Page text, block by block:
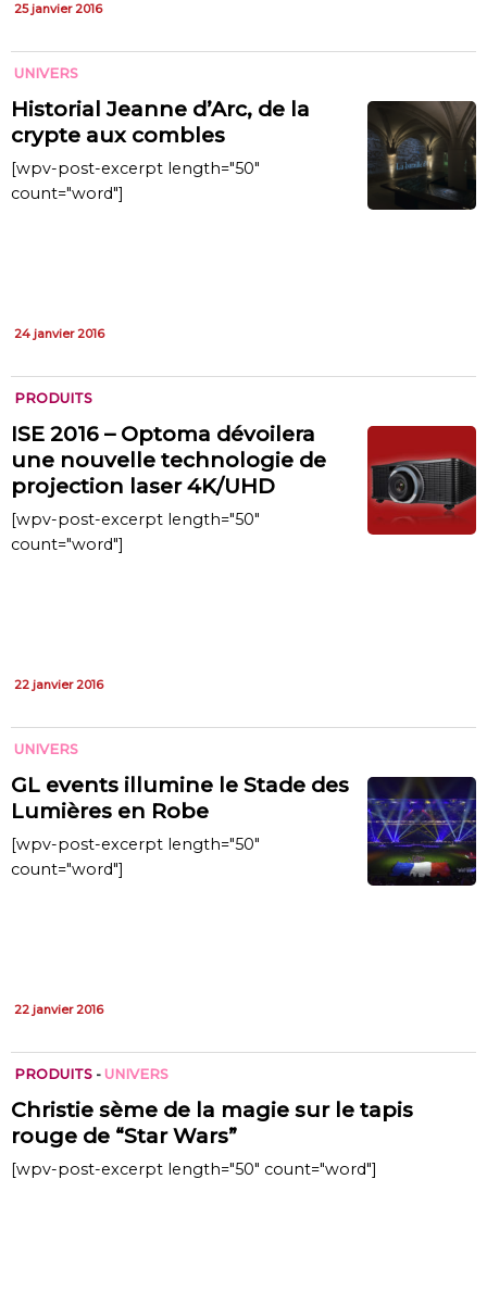
25 janvier 2016
UNIVERS
Historial Jeanne d’Arc, de la
crypte aux combles
[wpv-post-excerpt length="50"
count="word"]
24 janvier 2016
PRODUITS
ISE 2016 – Optoma dévoilera
une nouvelle technologie de
projection laser 4K/UHD
[wpv-post-excerpt length="50"
count="word"]
22 janvier 2016
UNIVERS
GL events illumine le Stade des
Lumières en Robe
[wpv-post-excerpt length="50"
count="word"]
22 janvier 2016
PRODUITS - UNIVERS
Christie sème de la magie sur le tapis
rouge de “Star Wars”
[wpv-post-excerpt length="50" count="word"]